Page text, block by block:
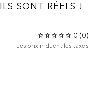
ILS SONT RÉELS !
0 (0)
Les prix incluent les taxes